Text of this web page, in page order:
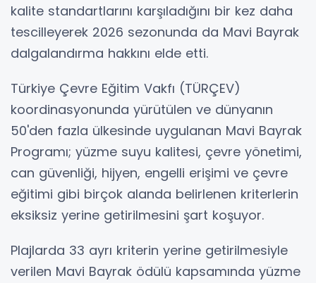
kalite standartlarını karşıladığını bir kez daha
tescilleyerek 2026 sezonunda da Mavi Bayrak
dalgalandırma hakkını elde etti.
Türkiye Çevre Eğitim Vakfı (TÜRÇEV)
koordinasyonunda yürütülen ve dünyanın
50'den fazla ülkesinde uygulanan Mavi Bayrak
Programı; yüzme suyu kalitesi, çevre yönetimi,
can güvenliği, hijyen, engelli erişimi ve çevre
eğitimi gibi birçok alanda belirlenen kriterlerin
eksiksiz yerine getirilmesini şart koşuyor.
Plajlarda 33 ayrı kriterin yerine getirilmesiyle
verilen Mavi Bayrak ödülü kapsamında yüzme